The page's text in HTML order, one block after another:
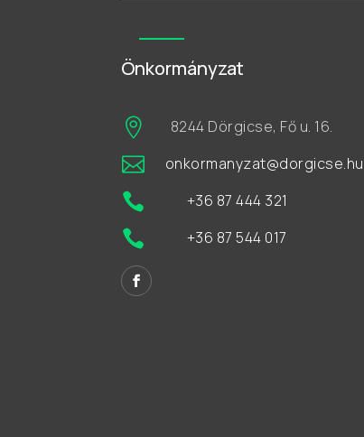
Önkormányzat
 8244 Dörgicse, Fő u. 16.
 onkormanyzat@dorgicse.hu
 +36 87 444 321
 +36 87 544 017